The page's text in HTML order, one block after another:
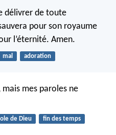
délivrer de toute
pour son royaume
l’éternité. Amen.
mal adoration
mes paroles ne
de Dieu fin des temps